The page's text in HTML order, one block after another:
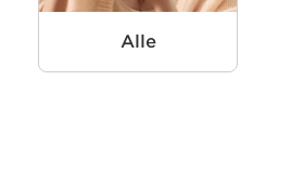
Alle